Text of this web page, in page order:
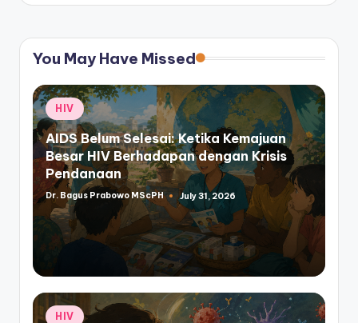
You May Have Missed
Posted
in
HIV
AIDS Belum Selesai: Ketika Kemajuan
Besar HIV Berhadapan dengan Krisis
Pendanaan
Posted
by
Dr. Bagus Prabowo MScPH July 31, 2026
Posted
HIV